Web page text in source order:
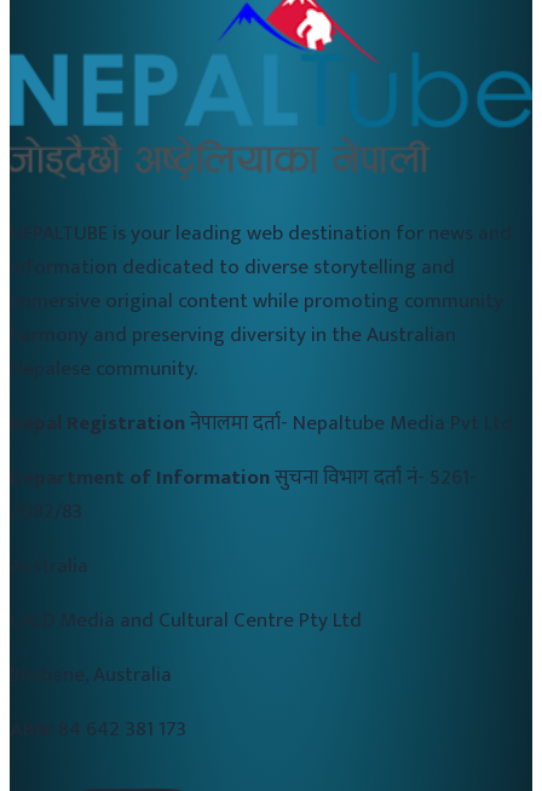
NEPALTUBE is your leading web destination for news and
information dedicated to diverse storytelling and
immersive original content while promoting community
harmony and preserving diversity in the Australian
Nepalese community.
Nepal Registrationनेपालमा दर्ता- Nepaltube Media Pvt Ltd
Department of Informationसुचना विभाग दर्ता नं- 5261-
2082/83
Australia
CALD Media and Cultural Centre Pty Ltd
Brisbane, Australia
84 642 381 173